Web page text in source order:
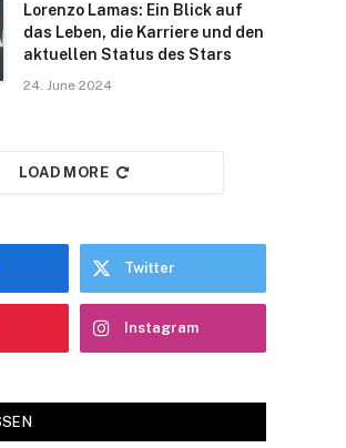
Lorenzo Lamas: Ein Blick auf
das Leben, die Karriere und den
aktuellen Status des Stars
24. June 2024
LOAD MORE
Twitter
Instagram